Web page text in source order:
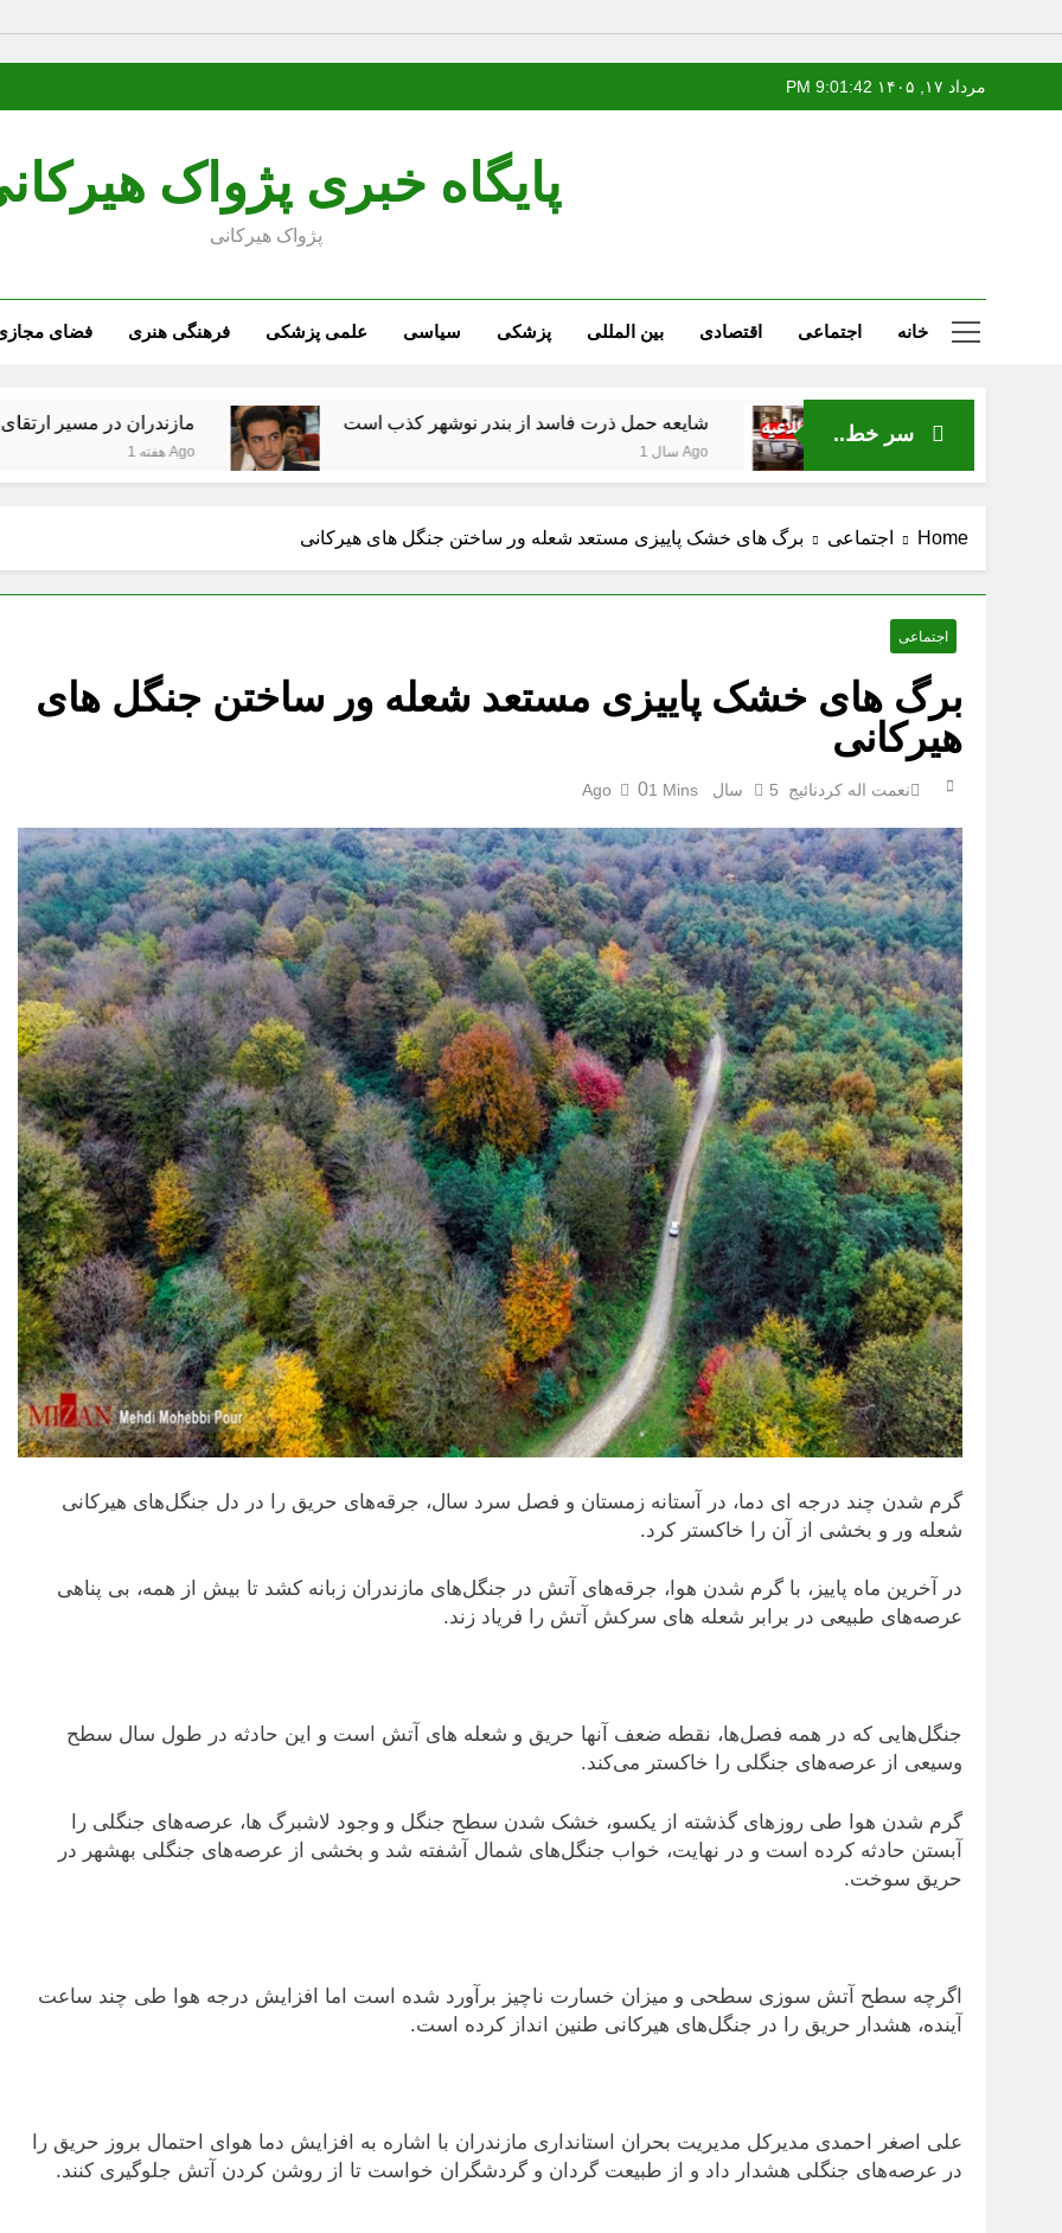
مرداد ۱۷, ۱۴۰۵ 9:01:43 PM
پایگاه خبری پژواک
پژواک هیرکانی
خانه اجتماعی اقتصادی بین المللی پزشکی سیاسی علمی پزشکی فرهنگی هنری فضای
سر خط.. مازندران در مسیر ارتقای زیرساخت‌های
1 هفته Ago
شایعه حمل ذرت فاسد از بندر نوشهر کذب است
1 سال Ago
Home اجتماعی برگ های خشک پاییزی مستعد شعله ور ساختن جنگل های هیرکانی
اجتماعی
برگ های خشک پاییزی مستعد شعله ور ساختن جنگل های
هیرکانی
نعمت اله کردنائیج 5 سال Ago 01 Mins
گرم شدن چند درجه ای دما، در آستانه زمستان و فصل سرد سال، جرقه‌های حریق را در دل جنگل‌های هیرکانی
شعله ور و بخشی از آن را خاکستر کرد.
در آخرین ماه پاییز، با گرم شدن هوا، جرقه‌های آتش در جنگل‌های مازندران زبانه کشد تا بیش از همه، بی پناهی
عرصه‌های طبیعی در برابر شعله های سرکش آتش را فریاد زند.
جنگل‌هایی که در همه فصل‌ها، نقطه ضعف آنها حریق و شعله های آتش است و این حادثه در طول سال سطح
وسیعی از عرصه‌های جنگلی را خاکستر می‌کند.
گرم شدن هوا طی روزهای گذشته از یکسو، خشک شدن سطح جنگل و وجود لاشبرگ ها، عرصه‌های جنگلی را
آبستن حادثه کرده است و در نهایت، خواب جنگل‌های شمال آشفته شد و بخشی از عرصه‌های جنگلی بهشهر در
حریق سوخت.
اگرچه سطح آتش سوزی سطحی و میزان خسارت ناچیز برآورد شده است اما افزایش درجه هوا طی چند ساعت
آینده، هشدار حریق را در جنگل‌های هیرکانی طنین انداز کرده است.
علی اصغر احمدی مدیرکل مدیریت بحران استانداری مازندران با اشاره به افزایش دما هوای احتمال بروز حریق را
در عرصه‌های جنگلی هشدار داد و از طبیعت گردان و گردشگران خواست تا از روشن کردن آتش جلوگیری کنند.